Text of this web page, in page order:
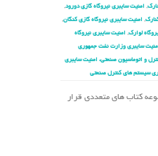
, امنیت سایبری نیروگاه گازی دورود,
, امنیت سایبری نیروگاه گازی کنگان,
لوارک, امنیت سایبری نیروگاه
سایبری وزارت نفت جمهوری
و اتوماسیون صنعتی، امنیت سایبری
سیستم های کنترل صنعتی
کتاب های متعددی قرار